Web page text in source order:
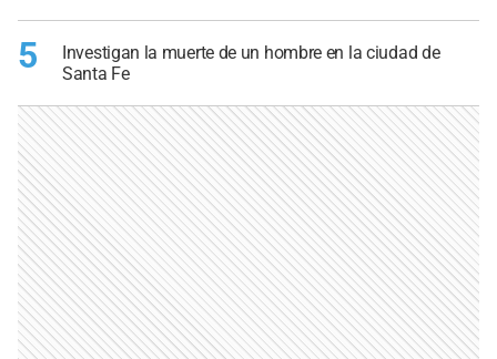
5
Investigan la muerte de un hombre en la ciudad de
Santa Fe